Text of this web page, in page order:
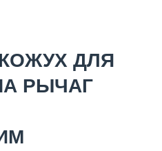
КОЖУХ ДЛЯ
РЫЧАГ